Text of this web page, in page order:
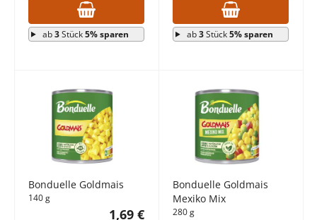
ab3Stück5% sparen ab3Stück5% sparen
Bonduelle Goldmais
140 g
1,69 €
Bonduelle Goldmais
Mexiko Mix
280 g